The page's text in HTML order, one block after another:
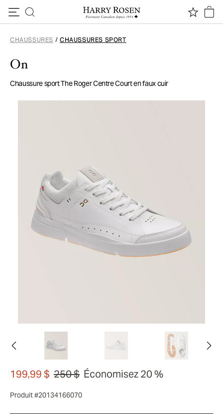
CHAUSSURES / CHAUSSURES SPORT
On
Chaussure sport The Roger Centre Court en faux cuir
199,99 $ 250 $ Économisez 20 %
Produit #20134166070